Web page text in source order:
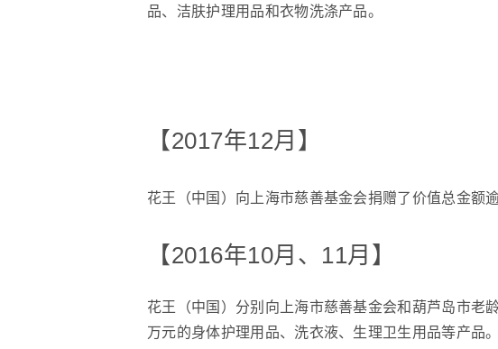
品、洁肤护理用品和衣物洗涤产品。
【2017年12月】
花王（中国）向上海市慈善基金会捐赠了价值总金额
【2016年10月、11月】
花王（中国）分别向上海市慈善基金会和葫芦岛市老
万元的身体护理用品、洗衣液、生理卫生用品等产品。